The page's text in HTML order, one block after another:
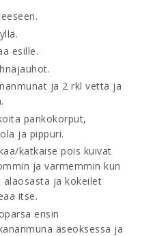
esille.
ja 2 rkl vettä ja
pankokorput,
ja pippuri.
katkaise pois kuivat
ja varmemmin kun
alaosasta ja kokeilet
itse.
ensin
äseoksessa ja